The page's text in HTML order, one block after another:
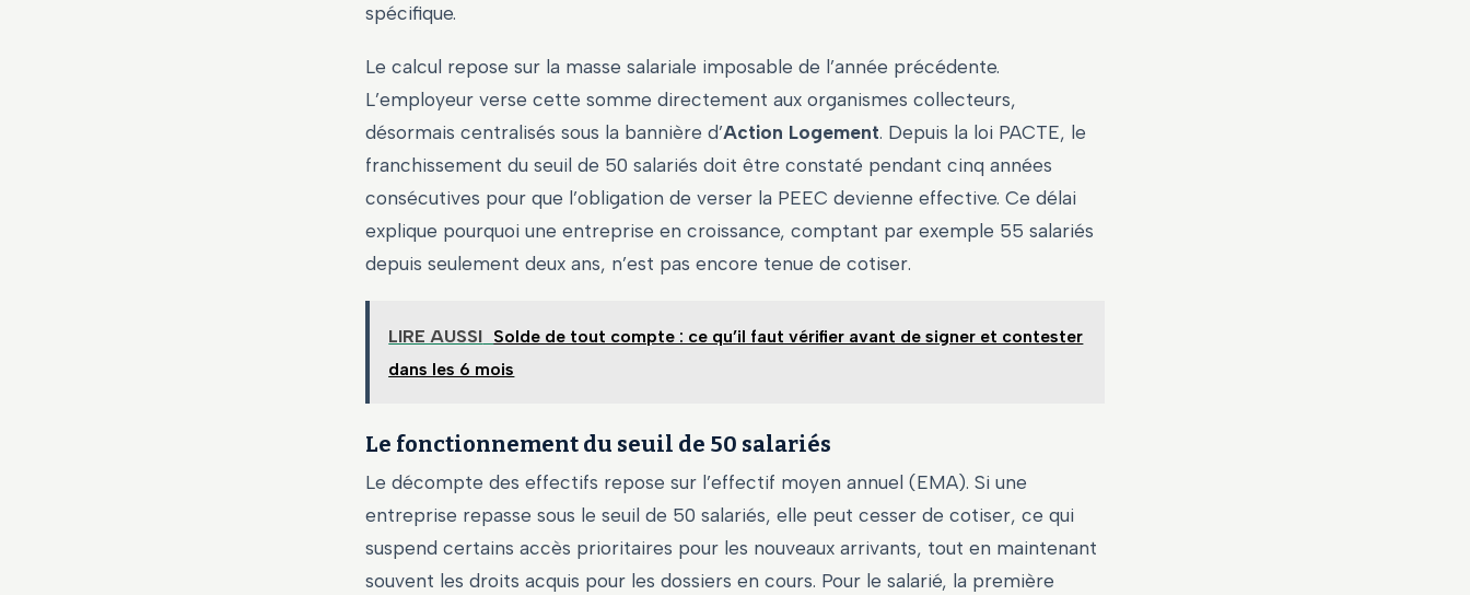
spécifique.
Le calcul repose sur la masse salariale imposable de l’année précédente.
L’employeur verse cette somme directement aux organismes collecteurs,
désormais centralisés sous la bannière d’Action Logement. Depuis la loi PACTE, le
franchissement du seuil de 50 salariés doit être constaté pendant cinq années
consécutives pour que l’obligation de verser la PEEC devienne effective. Ce délai
explique pourquoi une entreprise en croissance, comptant par exemple 55 salariés
depuis seulement deux ans, n’est pas encore tenue de cotiser.
LIRE AUSSI Solde de tout compte : ce qu’il faut vérifier avant de signer et contester
dans les 6 mois
Le fonctionnement du seuil de 50 salariés
Le décompte des effectifs repose sur l’effectif moyen annuel (EMA). Si une
entreprise repasse sous le seuil de 50 salariés, elle peut cesser de cotiser, ce qui
suspend certains accès prioritaires pour les nouveaux arrivants, tout en maintenant
souvent les droits acquis pour les dossiers en cours. Pour le salarié, la première